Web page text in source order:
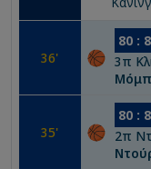
36'
80 :
3π
35'
80 :
2π